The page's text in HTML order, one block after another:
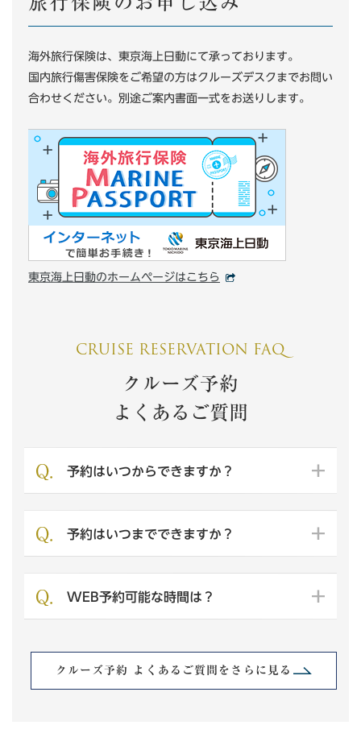
海外旅行保険は、東京海上日動にて承っております。
国内旅行傷害保険をご希望の方はクルーズデスクまでお問い
合わせください。別途ご案内書面一式をお送りします。
東京海上日動のホームページはこちら
CRUISE RESERVATION FAQ
クルーズ予約
よくあるご質問
予約はいつからできますか？
予約はいつまでできますか？
WEB予約可能な時間は？
クルーズ予約 よくあるご質問をさらに見る